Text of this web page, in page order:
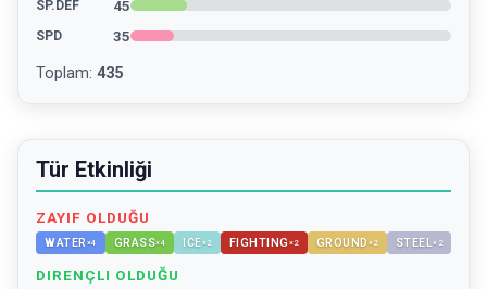
SP.DEF 45
SPD 35
Toplam: 435
Tür Etkinliği
ZAYIF OLDUĞU
WATER ×4 GRASS×4 ICE×2 FIGHTING ×2 GROUND ×2 STEEL× 2
DIRENÇLI OLDUĞU